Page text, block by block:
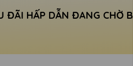
ĐÃI HẤP DẪN ĐANG CHỜ